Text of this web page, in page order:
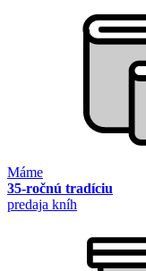
Máme
35-ročnú tradíciu
predaja kníh